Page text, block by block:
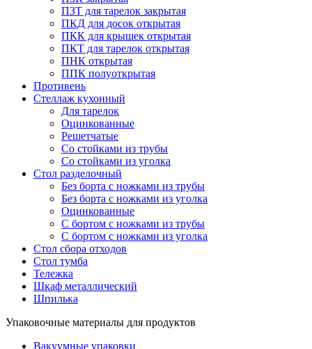
ПЗТ для тарелок закрытая
ПКД для досок открытая
ПКК для крышек открытая
ПКТ для тарелок открытая
ПНК открытая
ППК полуоткрытая
Противень
Стеллаж кухонный
Для тарелок
Оцинкованные
Решетчатые
Со стойками из трубы
Со стойками из уголка
Стол разделочный
Без борта с ножками из трубы
Без борта с ножками из уголка
Оцинкованные
С бортом с ножками из трубы
С бортом с ножками из уголка
Стол сбора отходов
Стол тумба
Тележка
Шкаф металлический
Шпилька
Упаковочные материалы для продуктов
Вакуумные упаковки